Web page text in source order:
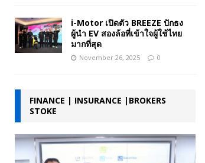
i-Motor เปิดตัว BREEZE ปักธง
ผู้นำ EV สองล้อที่เข้าใจผู้ใช้ไทย
มากที่สุด
November 26, 2025 0
FINANCE | INSURANCE |BROKERS
STOKE